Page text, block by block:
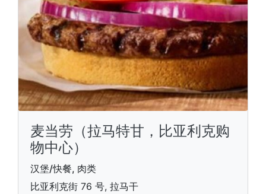
麦当劳（拉马特甘，比亚利克购
物中心）
汉堡/快餐, 肉类
比亚利克街 76 号, 拉马干